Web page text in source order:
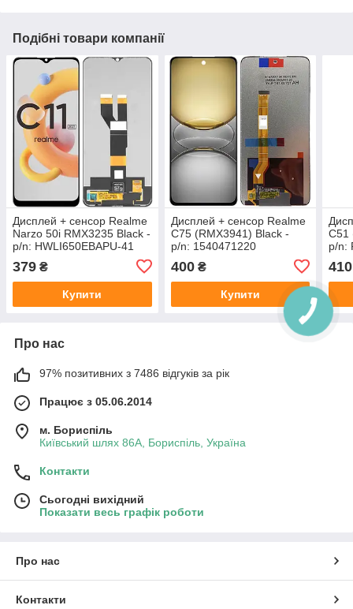
Подібні товари компанії
Дисплей + сенсор Realme
Narzo 50i RMX3235 Black -
p/n: HWLI650EBAPU-41
379 ₴
Купити
Дисплей + сенсор Realme
C75 (RMX3941) Black -
p/n: 1540471220
400₴
Купити
C51
p/n:
410
Про нас
97% позитивних з 7486 відгуків за рік
Працює з 05.06.2014
м. Бориспіль
Київський шлях 86А, Бориспіль, Україна
Контакти
Сьогодні вихідний
Показати весь графік роботи
Про нас
Контакти